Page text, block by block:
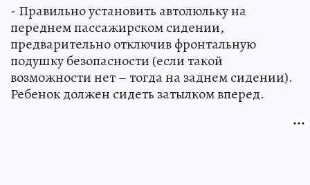
- Правильно установить автолюльку на
переднем пассажирском сидении,
предварительно отключив фронтальную
подушку безопасности (если такой
возможности нет – тогда на заднем сидении).
Ребенок должен сидеть затылком вперед.